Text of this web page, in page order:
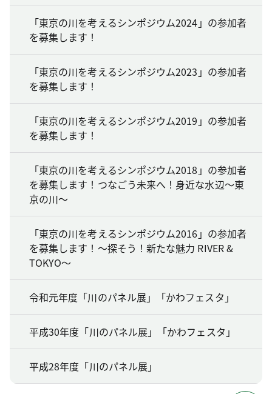
「東京の川を考えるシンポジウム2024」の参加者
を募集します！
「東京の川を考えるシンポジウム2023」の参加者
を募集します！
「東京の川を考えるシンポジウム2019」の参加者
を募集します！
「東京の川を考えるシンポジウム2018」の参加者
を募集します！つなごう未来へ！身近な水辺～東
京の川～
「東京の川を考えるシンポジウム2016」の参加者
を募集します！～探そう！新たな魅力 RIVER &
TOKYO～
令和元年度「川のパネル展」「かわフェスタ」
平成30年度「川のパネル展」「かわフェスタ」
平成28年度「川のパネル展」